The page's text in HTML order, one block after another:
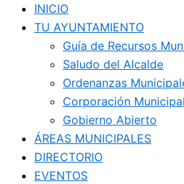
INICIO
TU AYUNTAMIENTO
Guía de Recursos
Saludo del Alcalde
Ordenanzas
Corporación
Gobierno Abierto
ÁREAS MUNICIPALES
DIRECTORIO
EVENTOS